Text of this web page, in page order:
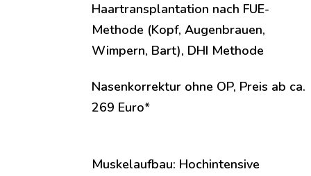
Haartransplantation nach FUE-
Methode (Kopf, Augenbrauen,
Wimpern, Bart), DHI Methode
Nasenkorrektur ohne OP, Preis ab ca.
269 Euro*
Muskelaufbau: Hochintensive